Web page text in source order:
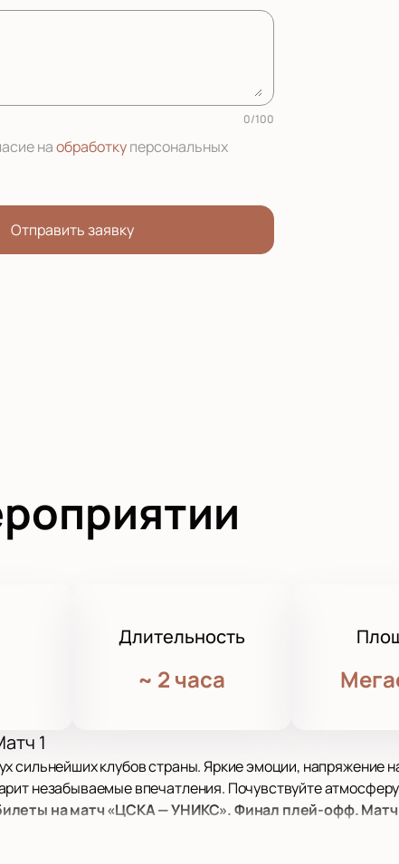
0/100
наобработкуперсональных
Отправить заявку
Длительность
~ 2 часа
1
сильнейших клубов страны. Яркие эмоции, напряжение
незабываемые впечатления. Почувствуйте
на матч «ЦСКА — УНИКС». Финал плей-офф. Матч